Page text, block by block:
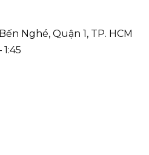
Nghé, Quận 1, TP. HCM